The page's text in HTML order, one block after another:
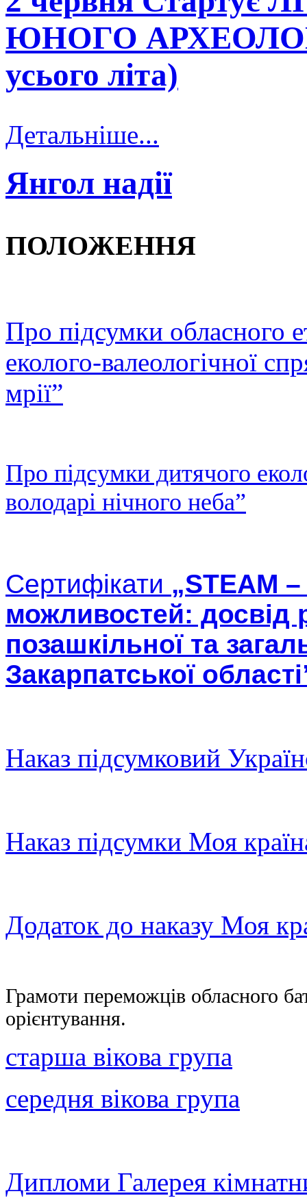
ЮНОГО
усього літа)
Детальніше...
Янгол надії
ПОЛОЖЕННЯ
Про підсумки обласного
еколого-валеологічної
мрії”
Про підсумки дитячого
володарі нічного неба”
Сертифікати „STEAM
можливостей: досвід
позашкільної та
Закарпатської
Наказ підсумковий
Наказ пiдсумки Моя
Додаток до наказу Моя
Грамоти переможців обласного
орієнтування.
старша вікова група
середня вікова група
Дипломи Галерея